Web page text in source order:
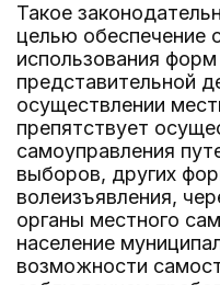
Такое
целью обеспечение
использования
представительной
осуществлении
препятствует
самоуправления
выборов, других
волеизъявления,
органы местного
население
возможности